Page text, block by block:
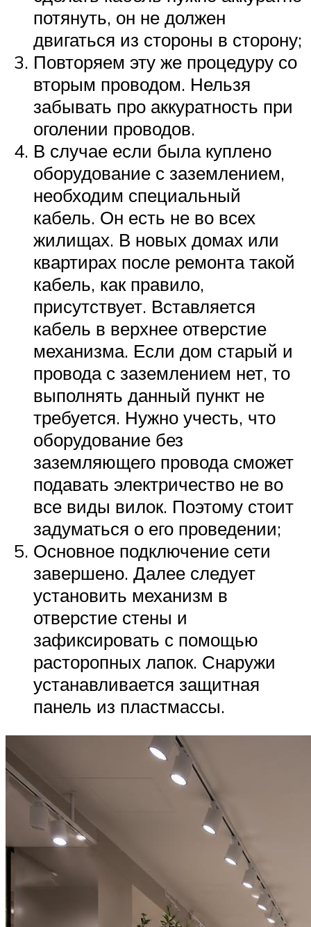
потянуть, он не должен
двигаться из стороны в сторону;
Повторяем эту же процедуру со
вторым проводом. Нельзя
забывать про аккуратность при
оголении проводов.
В случае если была куплено
оборудование с заземлением,
необходим специальный
кабель. Он есть не во всех
жилищах. В новых домах или
квартирах после ремонта такой
кабель, как правило,
присутствует. Вставляется
кабель в верхнее отверстие
механизма. Если дом старый и
провода с заземлением нет, то
выполнять данный пункт не
требуется. Нужно учесть, что
оборудование без
заземляющего провода сможет
подавать электричество не во
все виды вилок. Поэтому стоит
задуматься о его проведении;
Основное подключение сети
завершено. Далее следует
установить механизм в
отверстие стены и
зафиксировать с помощью
расторопных лапок. Снаружи
устанавливается защитная
панель из пластмассы.